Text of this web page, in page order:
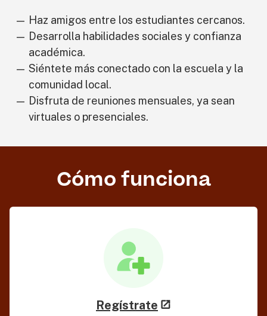
Haz amigos entre los estudiantes cercanos.
Desarrolla habilidades sociales y confianza
académica.
Siéntete más conectado con la escuela y la
comunidad local.
Disfruta de reuniones mensuales, ya sean
virtuales o presenciales.
Cómo funciona
Regístrate